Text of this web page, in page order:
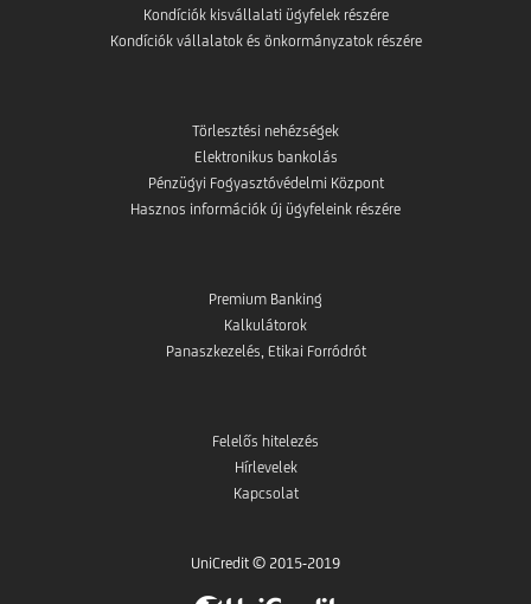
Kondíciók kisvállalati ügyfelek részére
Kondíciók vállalatok és önkormányzatok részére
Törlesztési nehézségek
Elektronikus bankolás
Pénzügyi Fogyasztóvédelmi Központ
Hasznos információk új ügyfeleink részére
Premium Banking
Kalkulátorok
Panaszkezelés, Etikai Forródrót
Felelős hitelezés
Hírlevelek
Kapcsolat
UniCredit © 2015-2019